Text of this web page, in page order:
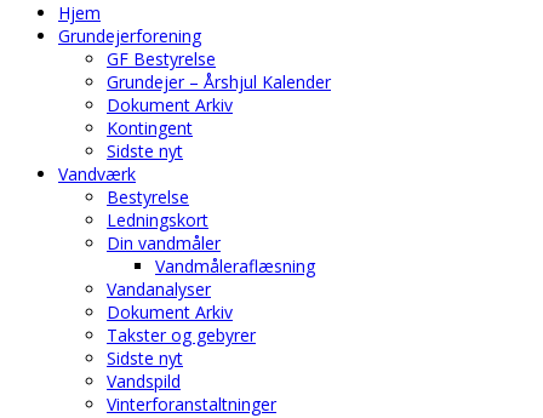
Hjem
Grundejerforening
GF Bestyrelse
Grundejer – Årshjul Kalender
Dokument Arkiv
Kontingent
Sidste nyt
Vandværk
Bestyrelse
Ledningskort
Din vandmåler
Vandmåleraflæsning
Vandanalyser
Dokument Arkiv
Takster og gebyrer
Sidste nyt
Vandspild
Vinterforanstaltninger